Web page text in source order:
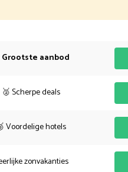
Grootste aanbod
🥈 Scherpe deals
Voordelige hotels
zonvakanties